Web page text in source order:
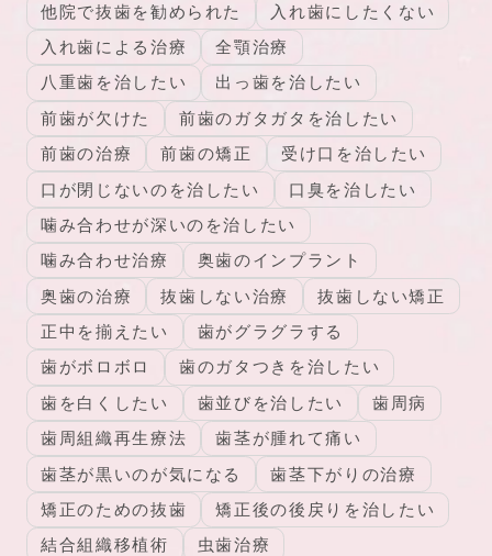
他院で抜歯を勧められた
入れ歯にしたくない
入れ歯による治療
全顎治療
八重歯を治したい
出っ歯を治したい
前歯が欠けた
前歯のガタガタを治したい
前歯の治療
前歯の矯正
受け口を治したい
口が閉じないのを治したい
口臭を治したい
噛み合わせが深いのを治したい
噛み合わせ治療
奥歯のインプラント
奥歯の治療
抜歯しない治療
抜歯しない矯正
正中を揃えたい
歯がグラグラする
歯がボロボロ
歯のガタつきを治したい
歯を白くしたい
歯並びを治したい
歯周病
歯周組織再生療法
歯茎が腫れて痛い
歯茎が黒いのが気になる
歯茎下がりの治療
矯正のための抜歯
矯正後の後戻りを治したい
結合組織移植術
虫歯治療